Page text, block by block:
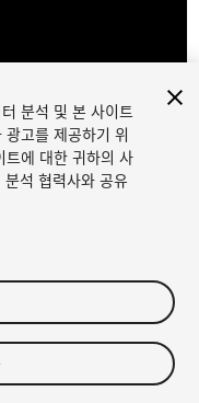
분석 및 본 사이트
고를 제공하기 위
트에 대한 귀하의 사
석 협력사와 공유